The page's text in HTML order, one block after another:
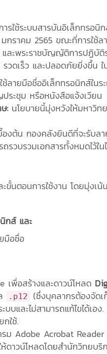
รใช้ระบบสารบันอิเล็กทรอนิ
กราคม 2565 ขณะที่การใช้
ละพระราชบัญญัติการปฏิบัติ
วดเร็ว และปลอดภัยยิ่งขึ้น ใ
ช้ลายมือชื่ออิเล็กทรอนิกส์ในร
ระชุม หรือหนังสือแจ้งเวียน
: นโยบายนี้มุ่งหวังให้มหาวิ
องต้น กองคลังยินดีที่จะรับล
รวบรวมเอกสารทั้งหมดไว้
ะขั้นตอนการใช้งาน โดยมุ่งเ
กส์ และ
มือชื่อ
เพื่อสร้างและดาวน์โหลด
.p12
(ซึ่งบุคลากรต้องจัดเ
บและไม่สามารถแก้ไขได้เอ
ใช้.
รม Adobe Acrobat
าวน์โหลดโดยสำนักวิทยบริ